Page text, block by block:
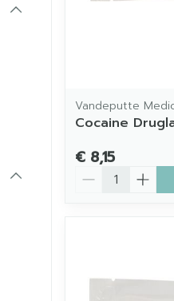
Vandeputte
Cocaine
€ 8,15
Aantal